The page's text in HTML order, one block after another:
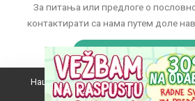
За питања или предлоге о
контактирати са нама путем доле
Наш вебсајт користи колачиће да